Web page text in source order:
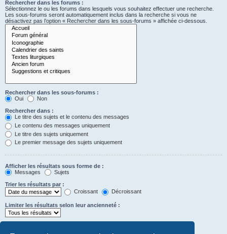
Rechercher dans les forums :
Sélectionnez le ou les forums dans lesquels vous souhaitez effectuer une recherche.
Les sous-forums seront automatiquement inclus dans la recherche si vous ne
désactivez pas l’option « Rechercher dans les sous-forums » affichée ci-dessous.
Rechercher dans les sous-forums :
Oui
Non
Rechercher dans :
Le titre des sujets et le contenu des messages
Le contenu des messages uniquement
Le titre des sujets uniquement
Le premier message des sujets uniquement
Afficher les résultats sous forme de :
Messages
Sujets
Trier les résultats par :
Croissant
Décroissant
Limiter les résultats selon leur ancienneté :